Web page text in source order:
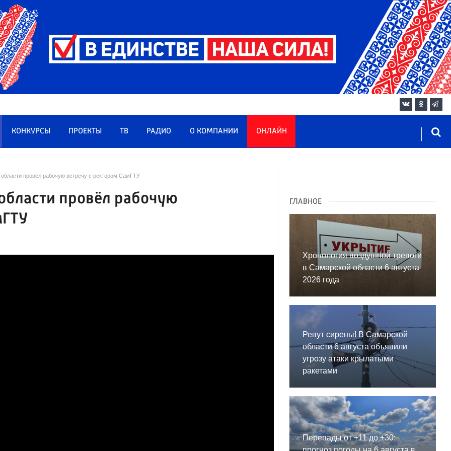
КОНКУРСЫ ПРОЕКТЫ ТВ РАДИО О КОМПАНИИ ОНЛАЙН
провёл рабочую встречу с ректором СамГТУ
провёл рабочую
ГЛАВНОЕ
Хронология воздушной тревоги
в Самарской области 6 августа
2026 года
Ревут сирены! В Самарской
области 6 августа объявили
угрозу атаки крылатыми
ракетами
Перепады от +11 до +30: